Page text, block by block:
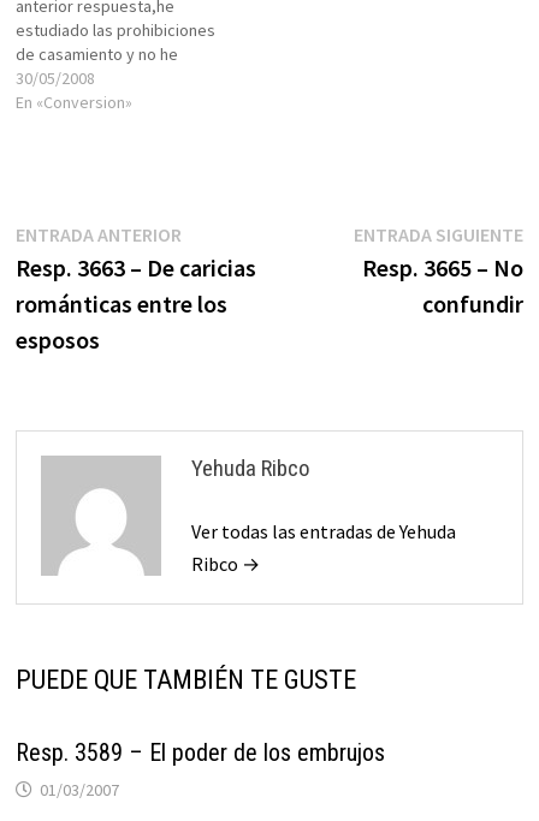
anterior respuesta,he
estudiado las prohibiciones
de casamiento y no he
encontrado donde diga que
se le prohibe casarse con
su ayuda Ninoska Cedeño,
35…
30/05/2008
En «Conversion»
Navegación
de
entradas
ENTRADA ANTERIOREntrada
anterior:
Resp. 3663 – De caricias
románticas entre los
esposos
ENTRADA SIGUIENTE
Resp. 3665 – No
confundir
Yehuda Ribco
Ver todas las entradas de Yehuda
Ribco →
PUEDE QUE TAMBIÉN TE GUSTE
Resp. 3589 – El poder de los embrujos
01/03/2007